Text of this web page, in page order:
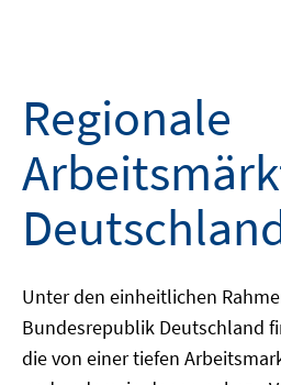
Regionale
Unter den einheitlichen
Bundesrepublik Deutschland
die von einer tiefen